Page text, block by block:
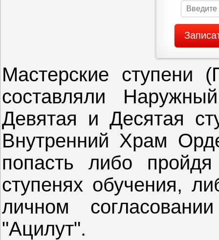
Мастерские ступени
составляли
Девятая и Десятая
Внутренний Храм
попасть либо
ступенях обучения,
личном
"Ацилут".